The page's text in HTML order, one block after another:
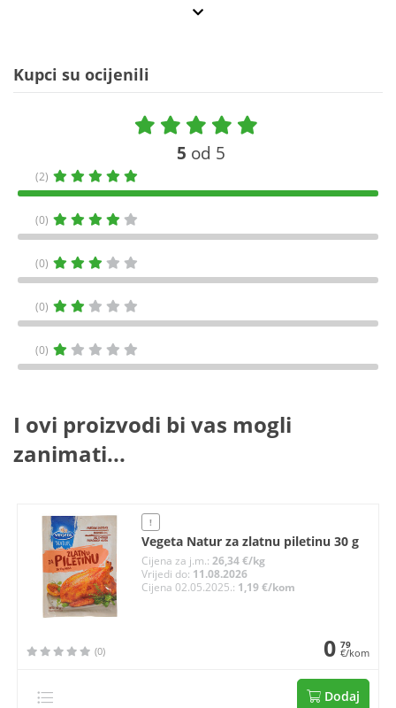
Kupci su ocijenili
5 od 5
(2)
(0)
(0)
(0)
(0)
I ovi proizvodi bi vas mogli
zanimati...
!
Vegeta Natur za zlatnu piletinu 30 g
Cijena za j.m.:26,34 €/kg
Vrijedi do: 11.08.2026
Cijena 02.05.2025.: 1,19 €/kom
(0) 0 79
€/kom
Dodaj